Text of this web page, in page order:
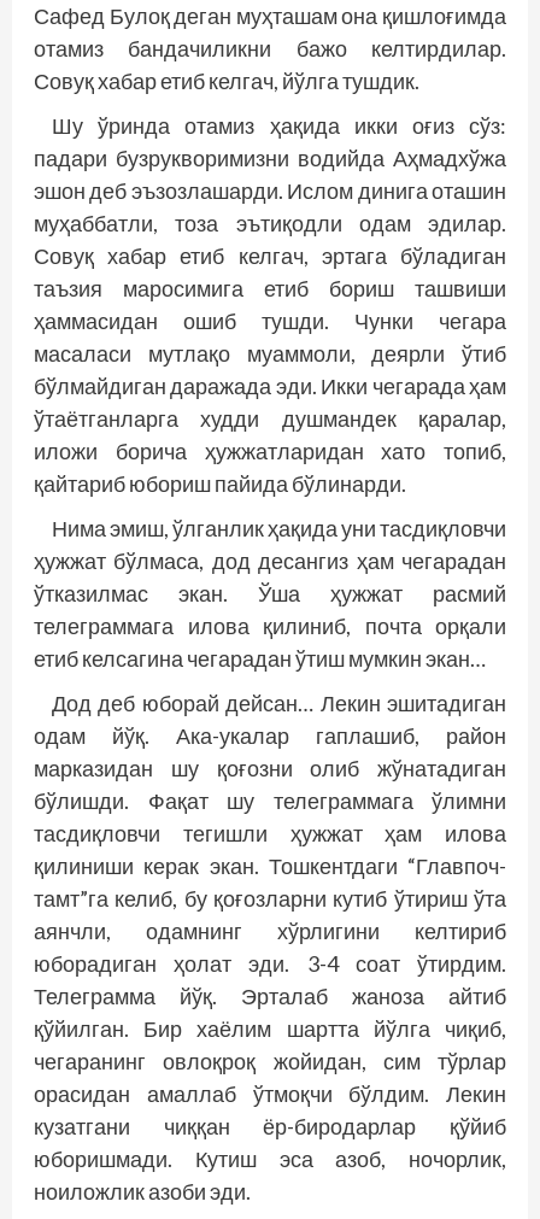
Сафед Булоқ деган муҳташам она қишлоғимда
отамиз бандачиликни бажо келтирдилар.
Совуқ хабар етиб келгач, йўлга тушдик.
Шу ўринда отамиз ҳақида икки оғиз сўз:
падари бузрукворимизни водийда Аҳмадхўжа
эшон деб эъзозлашарди. Ислом динига оташин
муҳаббатли, тоза эътиқодли одам эдилар.
Совуқ хабар етиб келгач, эртага бўладиган
таъзия маросимига етиб бориш ташвиши
ҳаммасидан ошиб тушди. Чунки чегара
масаласи мутлақо муаммоли, деярли ўтиб
бўлмайдиган даражада эди. Икки чегарада ҳам
ўтаётганларга худди душмандек қаралар,
иложи борича ҳужжатларидан хато топиб,
қайтариб юбориш пайида бўлинарди.
Нима эмиш, ўлганлик ҳақида уни тасдиқловчи
ҳужжат бўлмаса, дод десангиз ҳам чегарадан
ўтказилмас экан. Ўша ҳужжат расмий
телеграммага илова қилиниб, почта орқали
етиб келсагина чегарадан ўтиш мумкин экан…
Дод деб юборай дейсан… Лекин эшитадиган
одам йўқ. Ака-укалар гаплашиб, район
марказидан шу қоғозни олиб жўнатадиган
бўлишди. Фақат шу телеграммага ўлимни
тасдиқловчи тегишли ҳужжат ҳам илова
қилиниши керак экан. Тошкентдаги “Главпоч­
тамт”га келиб, бу қоғозларни кутиб ўтириш ўта
аянч­­ли, одамнинг хўрлигини келтириб
юборадиган ҳолат эди. 3-4 соат ўтирдим.
Телеграмма йўқ. Эрталаб жаноза айтиб
қўйилган. Бир хаёлим шартта йўлга чиқиб,
чегаранинг овлоқроқ жойидан, сим тўрлар
орасидан амаллаб ўтмоқчи бўлдим. Лекин
кузатгани чиққан ёр-биродарлар қўйиб
юборишмади. Кутиш эса азоб, ночорлик,
ноиложлик азоби эди.